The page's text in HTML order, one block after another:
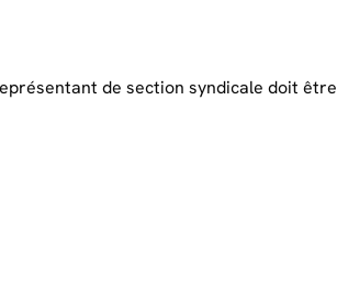
de section syndicale doit être